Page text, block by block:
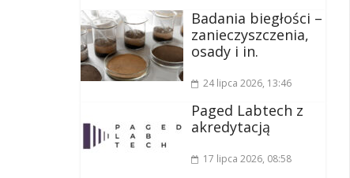
Badania biegłości –
zanieczyszczenia,
osady i in.
24 lipca 2026, 13:46
Paged Labtech z
akredytacją
17 lipca 2026, 08:58